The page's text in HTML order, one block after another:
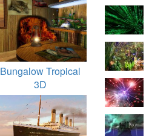
Bungalow Tropical
3D